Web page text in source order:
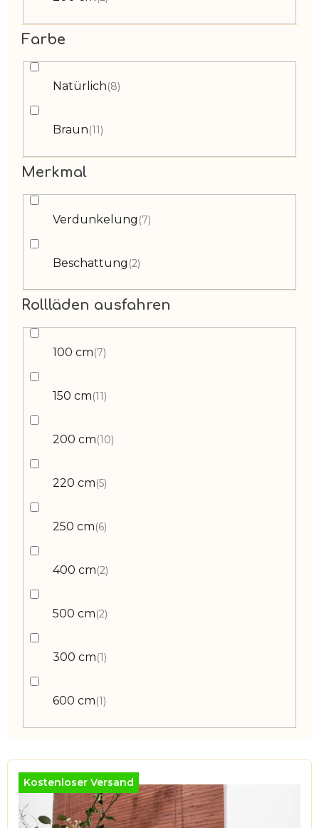
Farbe
Natürlich 8
Braun 11
Merkmal
Verdunkelung 7
Beschattung 2
Rollläden ausfahren
100 cm 7
150 cm 11
200 cm 10
220 cm 5
250 cm 6
400 cm 2
500 cm 2
300 cm 1
600 cm 1
L
Kostenloser Versand